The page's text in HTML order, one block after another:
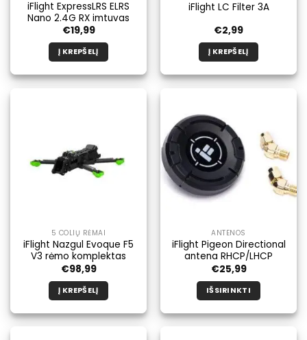
iFlight ExpressLRS ELRS
Nano 2.4G RX imtuvas
€19,99
Į KREPŠELĮ
iFlight LC Filter 3A
€2,99
Į KREPŠELĮ
5 COLIŲ RĖMAI
iFlight Nazgul Evoque F5
V3 rėmo komplektas
€98,99
Į KREPŠELĮ
ANTENOS
iFlight Pigeon Directional
antena RHCP/LHCP
€25,99
IŠSIRINKTI
produktas